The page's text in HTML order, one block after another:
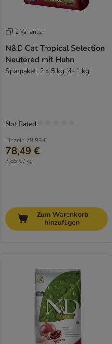
2 Varianten
N&D Cat Tropical Selection
Neutered mit Huhn
Sparpaket: 2 x 5 kg (4+1 kg)
Einzeln 79,98 €
78,49 €
7,85 € / kg
Not Rated
Zum Warenkorb
hinzufügen